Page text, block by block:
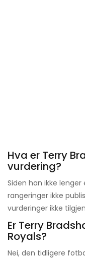
Hva er Terry
vurdering?
Siden han ikke
rangeringer ikke
vurderinger ikke
Er Terry
Royals?
Nei, den tidligere